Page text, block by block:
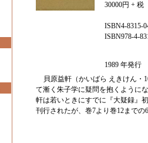
30000円 + 税
ISBN4-8315-
ISBN978-4-
1989 年発行
貝原益軒（かいばら えきけん・
て漸く朱子学に疑問を抱くように
軒は若いときにすでに『大疑録』
刊行されたが、巻7より巻12までの